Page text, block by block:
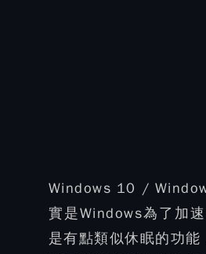
Windows 10 /
實是Windows為了加
是有點類似休眠的功